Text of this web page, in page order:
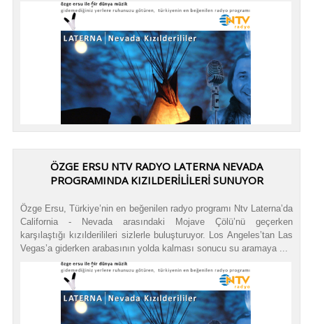
ÖZGE ERSU NTV RADYO LATERNA NEVADA
PROGRAMINDA KIZILDERİLİLERİ SUNUYOR
Özge Ersu, Türkiye’nin en beğenilen radyo programı Ntv Laterna’da
California - Nevada arasındaki Mojave Çölü’nü geçerken
karşılaştığı kızılderilileri sizlerle buluşturuyor. Los Angeles’tan Las
Vegas’a giderken arabasının yolda kalması sonucu su aramaya ...